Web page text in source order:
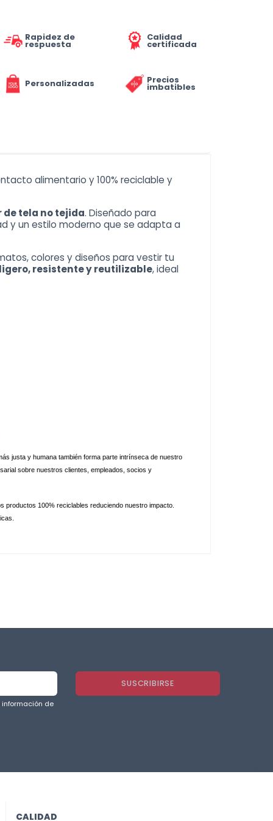
Rapidez de
respuesta
Calidad
certificada
Personalizadas Precios
imbatibles
alimentario y 100% reciclable y
tela no tejida. Diseñado para
y un estilo moderno que se adapta a
colores y diseños para vestir tu
ligero, resistente y reutilizable, ideal
justa y humana también forma parte intrínseca de nuestro
sobre nuestros clientes, empleados, socios y
productos 100% reciclables reduciendo nuestro impacto.
información de
CALIDAD